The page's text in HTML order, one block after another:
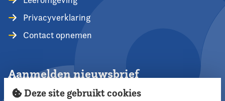
Privacyverklaring
Contact opnemen
Aanmelden nieuwsbrief
Deze site gebruikt cookies